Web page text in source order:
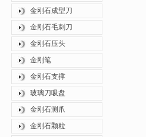
金刚石成型刀
金刚石毛刺刀
金刚石压头
金刚笔
金刚石支撑
玻璃刀吸盘
金刚石测爪
金刚石颗粒